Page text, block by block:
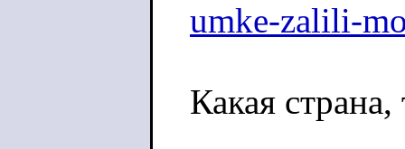
umke-zalili-
Какая